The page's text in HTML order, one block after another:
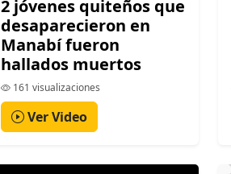
2 jóvenes quiteños que
desaparecieron en
Manabí fueron
hallados muertos
161 visualizaciones
Ver Video